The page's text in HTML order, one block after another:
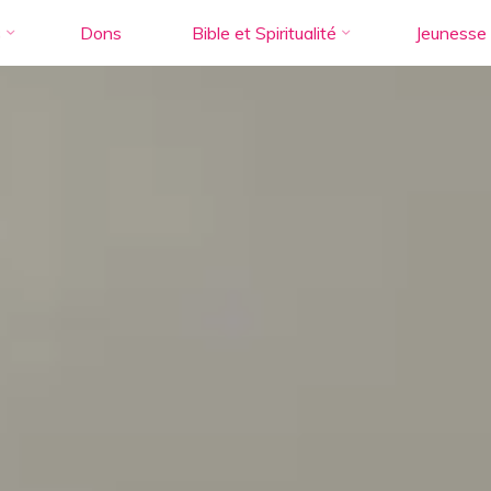
Dons Bible et Spiritualité Jeunesse